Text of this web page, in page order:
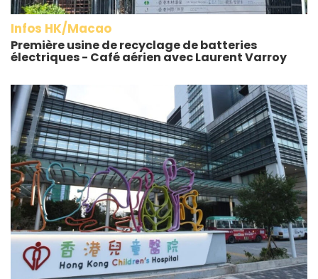
Infos HK/Macao
Première usine de recyclage de batteries
électriques - Café aérien avec Laurent Varroy